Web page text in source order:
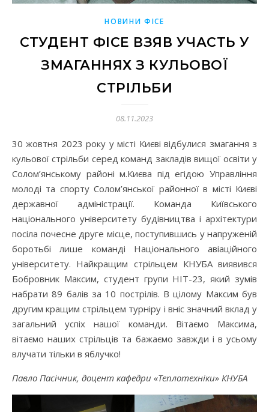
НОВИНИ ФІСЕ
СТУДЕНТ ФІСЕ ВЗЯВ УЧАСТЬ У
ЗМАГАННЯХ З КУЛЬОВОЇ
СТРІЛЬБИ
08.11.2023
30 жовтня 2023 року у місті Києві відбулися змагання з
кульової стрільби серед команд закладів вищої освіти у
Солом’янському районі м.Києва під егідою Управління
молоді та спорту Солом’янської районної в місті Києві
державної адміністрації. Команда Київського
національного університету будівництва і архітектури
посіла почесне друге місце, поступившись у напруженій
боротьбі лише команді Національного авіаційного
університету. Найкращим стрільцем КНУБА виявився
Бобровник Максим, студент групи НІТ-23, який зумів
набрати 89 балів за 10 пострілів. В цілому Максим був
другим кращим стрільцем турніру і вніс значний вклад у
загальний успіх нашої команди. Вітаємо Максима,
вітаємо наших стрільців та бажаємо завжди і в усьому
влучати тільки в яблучко!
Павло Пасічник, доцент кафедри «Теплотехніки» КНУБА